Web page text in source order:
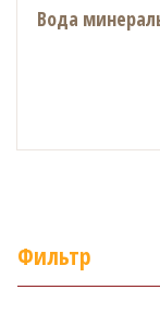
Вода
Фильтр